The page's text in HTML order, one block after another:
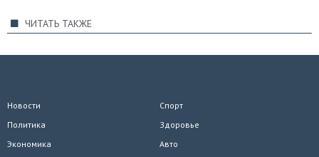
ЧИТАТЬ ТАКЖЕ
Новости
Политика
Экономика
Спорт
Здоровье
Авто